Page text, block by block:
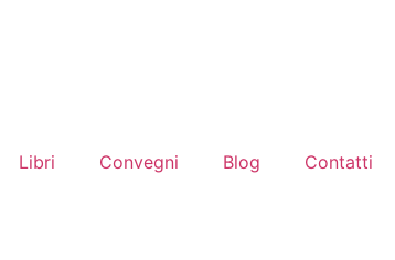
Libri Convegni Blog Contatti